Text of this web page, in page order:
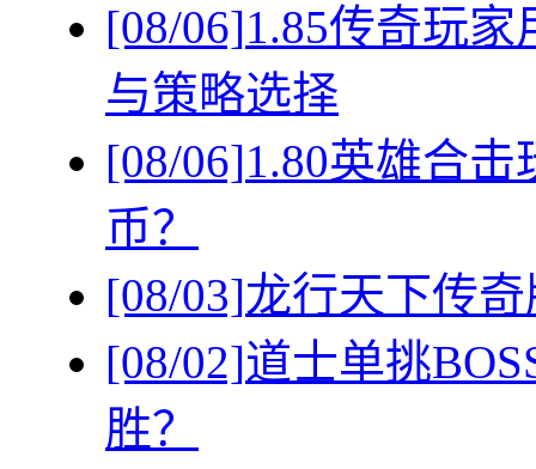
[08/06]1.85传奇玩
与策略选择
[08/06]1.80英雄合
币？
[08/03]龙行天下传
[08/02]道士单挑
胜？